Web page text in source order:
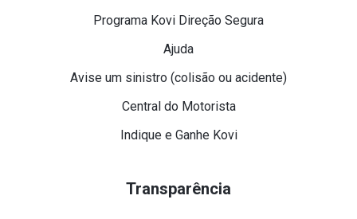
Programa Kovi Direção Segura
Ajuda
Avise um sinistro (colisão ou acidente)
Central do Motorista
Indique e Ganhe Kovi
Transparência